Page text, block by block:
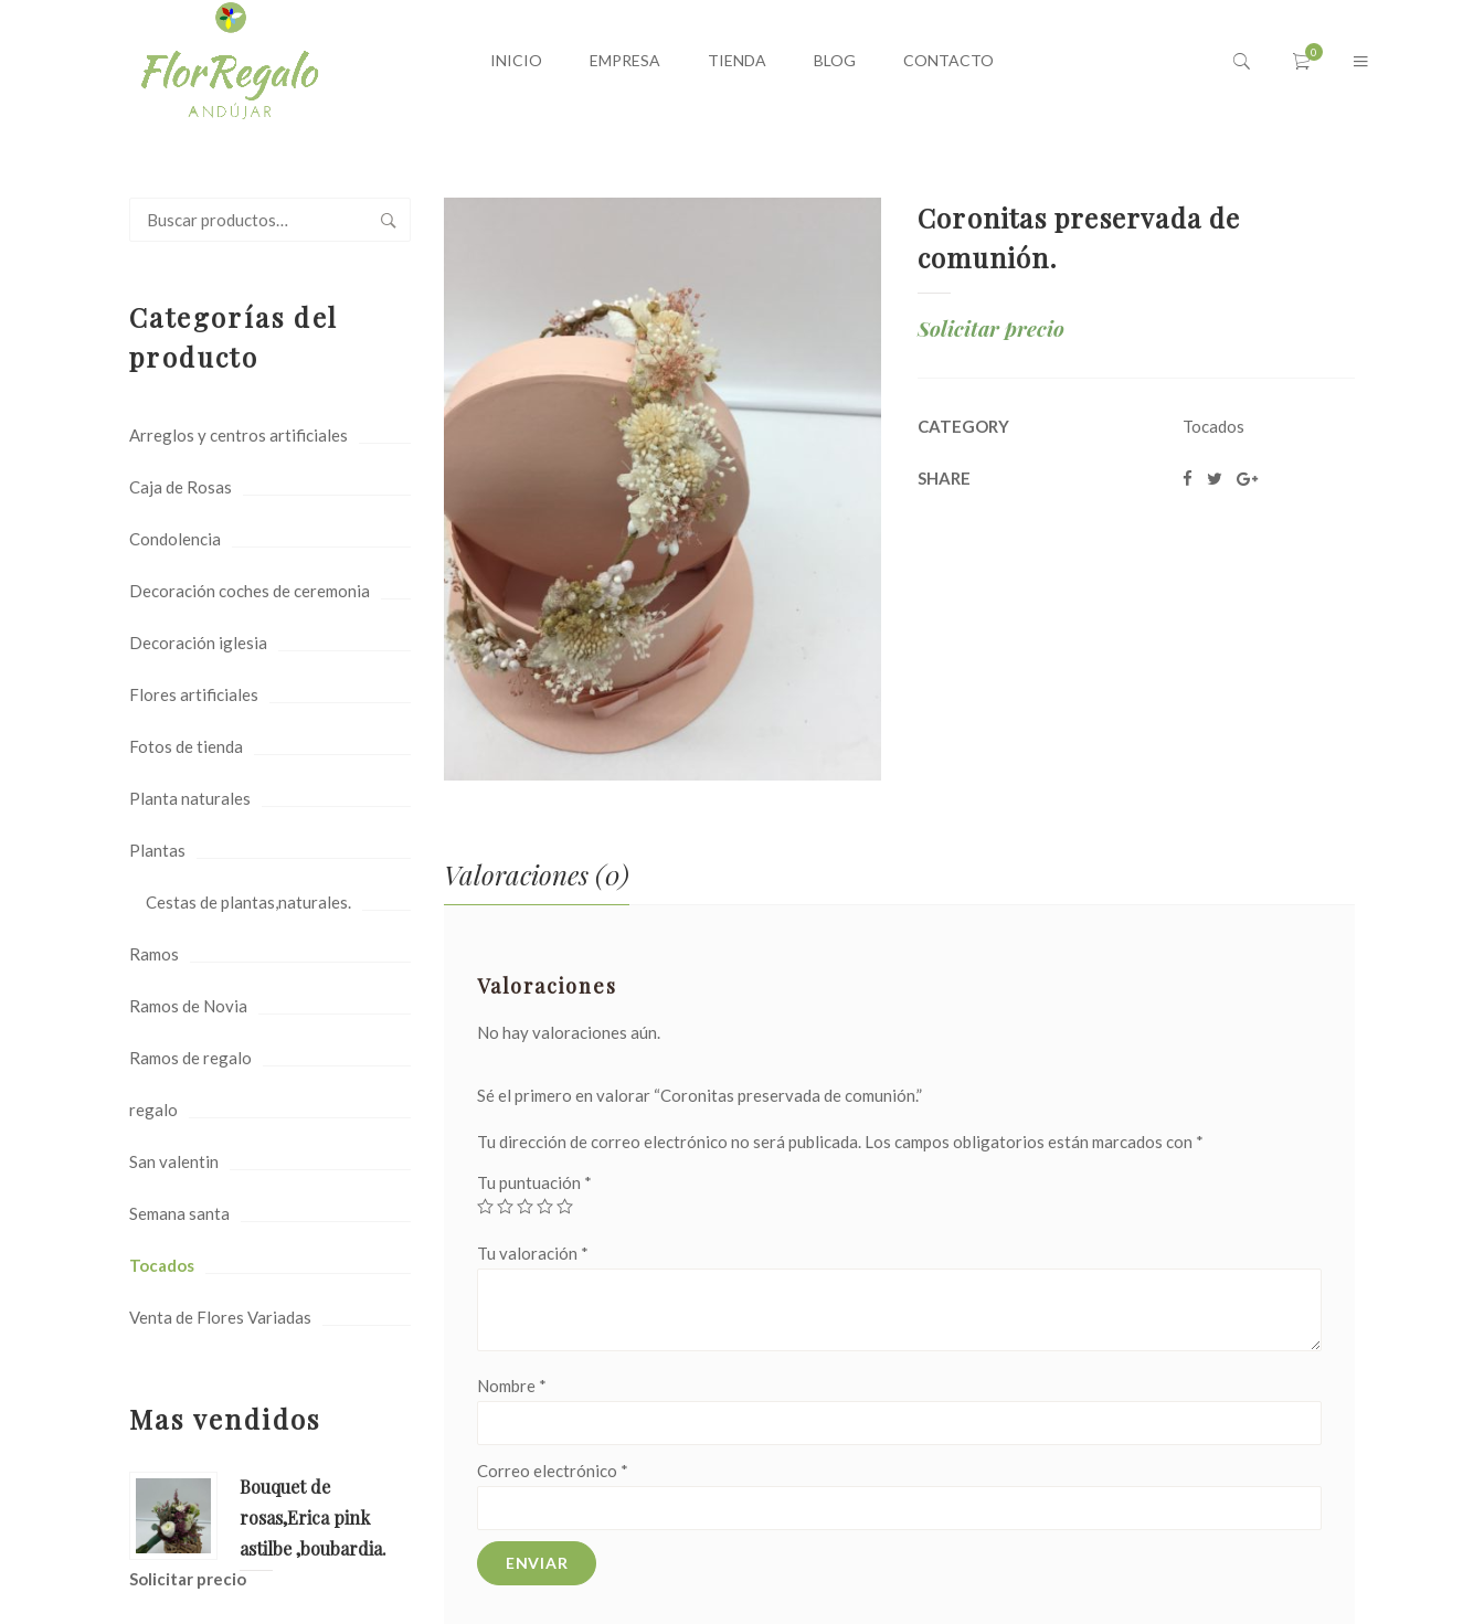
INICIO EMPRESA TIENDA BLOG CONTACTO
Buscar
Categorías del
producto
Arreglos y centros artificiales
Caja de Rosas
Condolencia
Decoración coches de ceremonia
Decoración iglesia
Flores artificiales
Fotos de tienda
Planta naturales
Plantas
Cestas de plantas,naturales.
Ramos
Ramos de Novia
Ramos de regalo
regalo
San valentin
Semana santa
Tocados
Venta de Flores Variadas
Mas vendidos
Bouquet de
rosas,Erica pink
astilbe ,boubardia.
Solicitar precio
Coronitas preservada de
comunión.
Solicitar precio
CATEGORY Tocados
SHARE
Valoraciones (0)
Valoraciones
No hay valoraciones aún.
Sé el primero en valorar “Coronitas preservada de comunión.”
Tu dirección de correo electrónico no será publicada. Los campos obligatorios están marcados con *
Tu puntuación *
Tu valoración *
Nombre *
Correo electrónico *